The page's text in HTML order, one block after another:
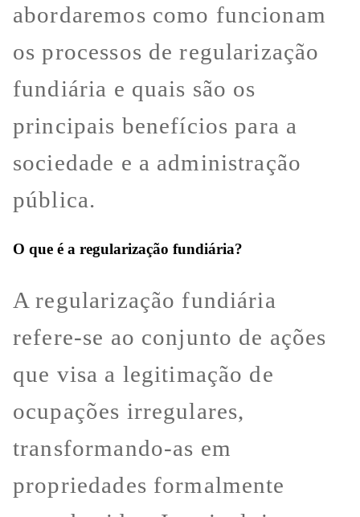
abordaremos como funcionam
os processos de regularização
fundiária e quais são os
principais benefícios para a
sociedade e a administração
pública.
O que é a regularização fundiária?
A regularização fundiária
refere-se ao conjunto de ações
que visa a legitimação de
ocupações irregulares,
transformando-as em
propriedades formalmente